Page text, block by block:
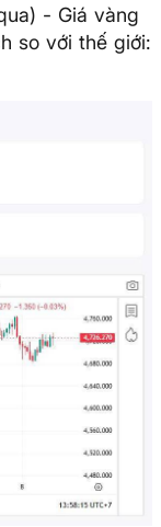
- Giá vàng
so với thế giới: